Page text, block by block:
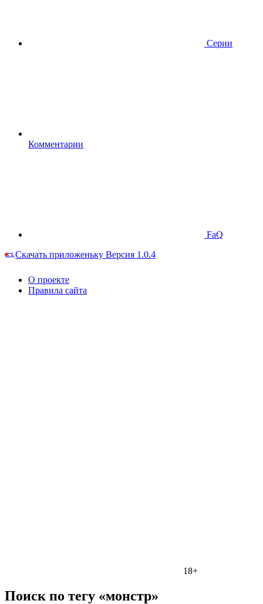
Серии
Комментарии
FaQ
Скачать приложеньку Версия 1.0.4
О проекте
Правила сайта
18+
Поиск по тегу «монстр»